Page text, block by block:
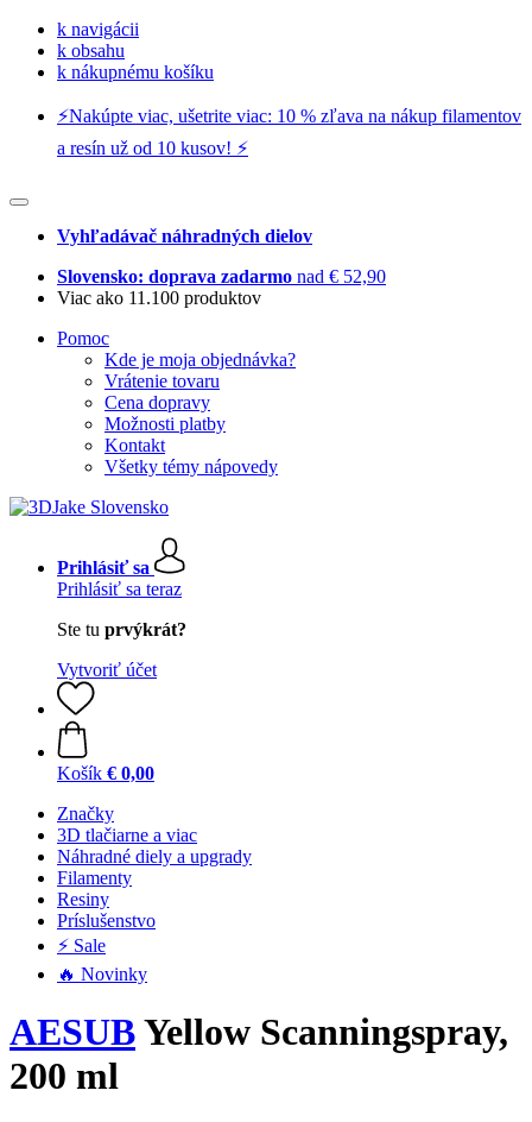
k navigácii
k obsahu
k nákupnému košíku
⚡️Nakúpte viac, ušetrite viac: 10 % zľava na nákup filamentov
a resín už od 10 kusov! ⚡️
Vyhľadávač náhradných dielov
Slovensko: doprava zadarmo nad € 52,90
Viac ako 11.100 produktov
Pomoc
Kde je moja objednávka?
Vrátenie tovaru
Cena dopravy
Možnosti platby
Kontakt
Všetky témy nápovedy
Prihlásiť sa
Prihlásiť sa teraz
Ste tu prvýkrát?
Vytvoriť účet
Košík € 0,00
Značky
3D tlačiarne a viac
Náhradné diely a upgrady
Filamenty
Resiny
Príslušenstvo
⚡ Sale
🔥 Novinky
AESUBYellow Scanningspray,
200 ml